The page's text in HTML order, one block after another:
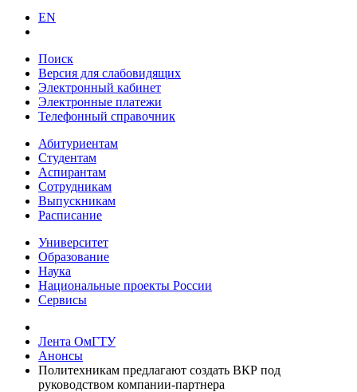
EN
Поиск
Версия для слабовидящих
Электронный кабинет
Электронные платежи
Телефонный справочник
Абитуриентам
Студентам
Аспирантам
Сотрудникам
Выпускникам
Расписание
Университет
Образование
Наука
Национальные проекты России
Сервисы
Лента ОмГТУ
Анонсы
Политехникам предлагают создать ВКР под
руководством компании-партнера